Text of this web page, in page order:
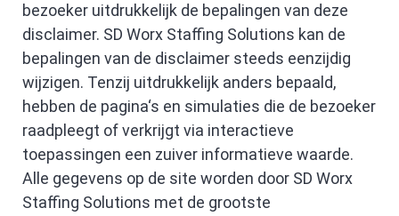
bezoeker uitdrukkelijk de bepalingen van deze
disclaimer. SD Worx Staffing Solutions kan de
bepalingen van de disclaimer steeds eenzijdig
wijzigen. Tenzij uitdrukkelijk anders bepaald,
hebben de pagina‘s en simulaties die de bezoeker
raadpleegt of verkrijgt via interactieve
toepassingen een zuiver informatieve waarde.
Alle gegevens op de site worden door SD Worx
Staffing Solutions met de grootste